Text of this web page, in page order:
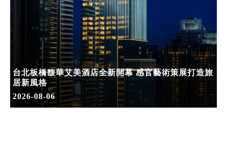
台北板橋馥華艾美酒店全新開幕 感官藝術策展打造旅
居新風格
2026-08-06